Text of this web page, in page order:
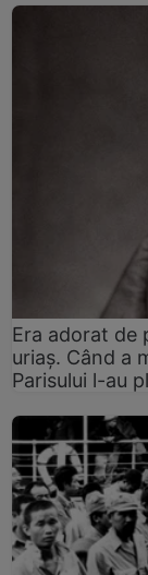
Era adorat de
uriaș. Când a
Parisului l-au